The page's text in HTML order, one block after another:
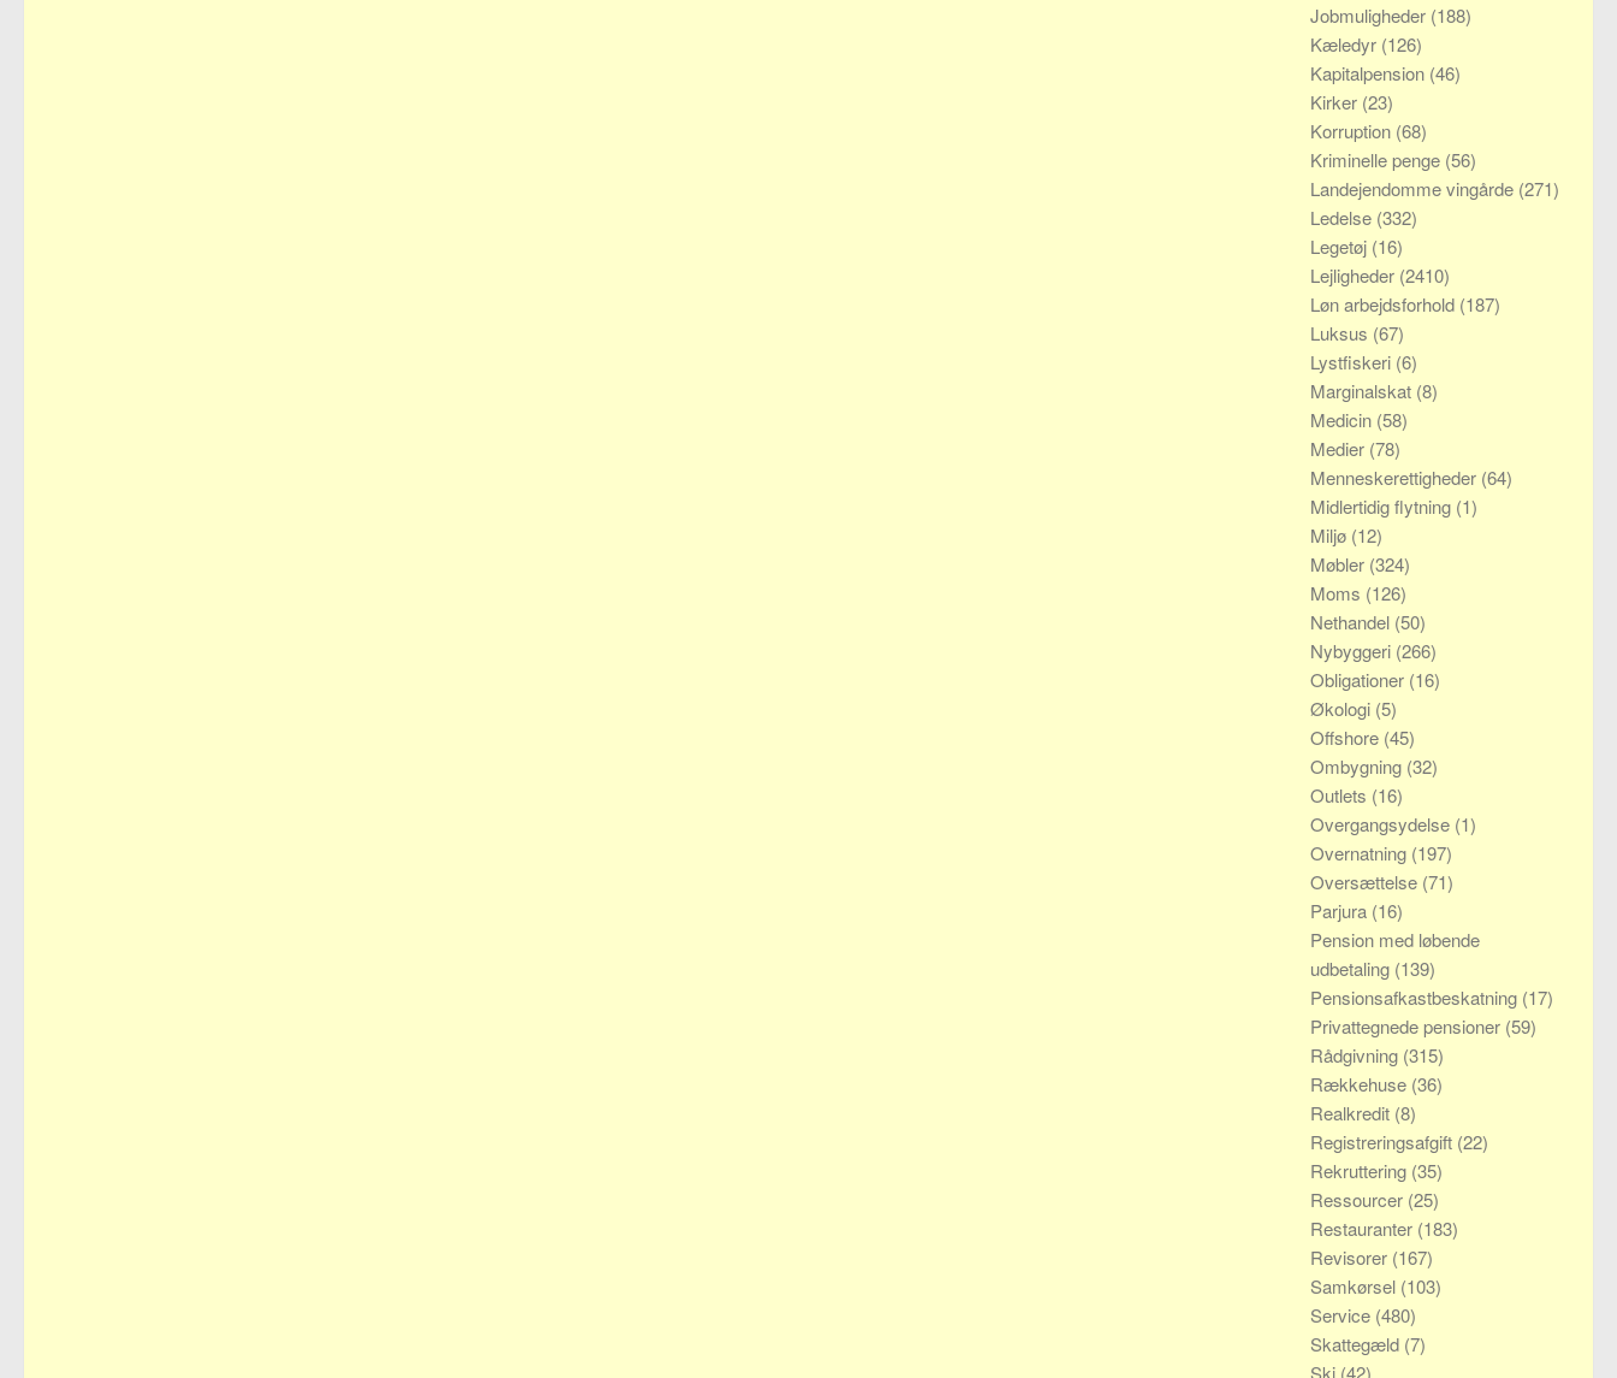
Jobmuligheder (188)
Kæledyr (126)
Kapitalpension (46)
Kirker (23)
Korruption (68)
Kriminelle penge (56)
Landejendomme vingårde (271)
Ledelse (332)
Legetøj (16)
Lejligheder (2410)
Løn arbejdsforhold (187)
Luksus (67)
Lystfiskeri (6)
Marginalskat (8)
Medicin (58)
Medier (78)
Menneskerettigheder (64)
Midlertidig flytning (1)
Miljø (12)
Møbler (324)
Moms (126)
Nethandel (50)
Nybyggeri (266)
Obligationer (16)
Økologi (5)
Offshore (45)
Ombygning (32)
Outlets (16)
Overgangsydelse (1)
Overnatning (197)
Oversættelse (71)
Parjura (16)
Pension med løbende
udbetaling (139)
Pensionsafkastbeskatning (17)
Privattegnede pensioner (59)
Rådgivning (315)
Rækkehuse (36)
Realkredit (8)
Registreringsafgift (22)
Rekruttering (35)
Ressourcer (25)
Restauranter (183)
Revisorer (167)
Samkørsel (103)
Service (480)
Skattegæld (7)
Ski (42)